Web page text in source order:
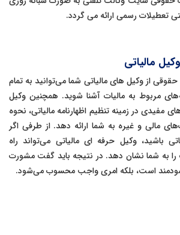
تعطیلات رسمی ارائه می گردد.
مالیاتی
از وکیل های مالیاتی شما می‌توانید به تمام
مربوط به مالیات آشنا شوید. همچنین وکیل
مفیدی در زمینه تنظیم اظهارنامه مالیاتی، نحوه
مالی و غیره به شما ارائه دهد. از طرفی اگر
باشید، وکیل حرفه ای مالیاتی می‌تواند راه
را به شما نشان دهد. در نتیجه باید گفت مشورت
سودمند است، بلکه امری واجب محسوب می‌شود.